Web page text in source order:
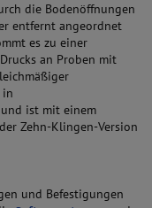
die Bodenöffnungen
entfernt angeordnet
es zu einer
an Proben mit
in
ist mit einem
Zehn-Klingen-Version
und Befestigungen